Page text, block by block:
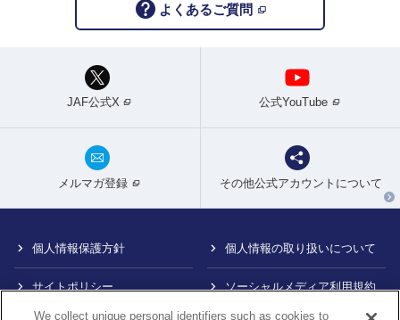
よくあるご質問
JAF公式X 公式YouTube
メルマガ登録 その他公式アカウントについて
個人情報保護方針 個人情報の取り扱いについて
サイトポリシー ソーシャルメディア利用規約
We collect unique personal identifiers such as cookies to